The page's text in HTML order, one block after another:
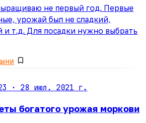
не первый год. Первые
урожай был не сладкий,
и т.д. Для посадки нужно выбрать
· 28 июл. 2021 г.
богатого урожая моркови